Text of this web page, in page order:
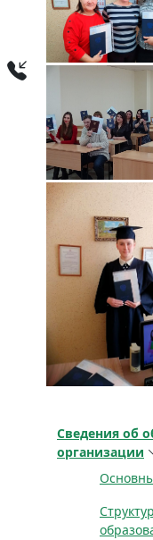
Сведения об
организации